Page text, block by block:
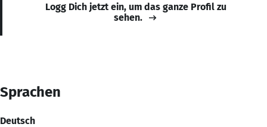
Logg Dich jetzt ein, um das ganze Profil zu
sehen.
Sprachen
Deutsch